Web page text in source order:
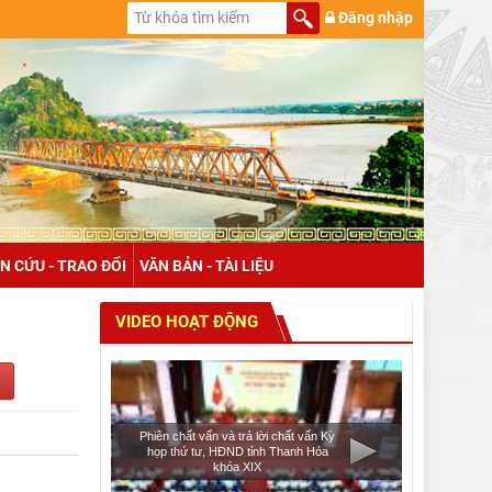
Đăng nhập
CỨU - TRAO ĐỔI VĂN BẢN - TÀI LIỆU
VIDEO HOẠT ĐỘNG
Phiên chất vấn và trả lời chất vấn Kỳ
họp thứ tư, HĐND tỉnh Thanh Hóa
khóa XIX